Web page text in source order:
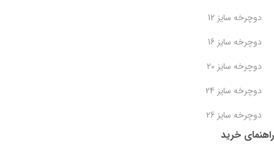
دوچرخه سایز 12
دوچرخه سایز 16
دوچرخه سایز 20
دوچرخه سایز 24
دوچرخه سایز 26
راهنمای خرید